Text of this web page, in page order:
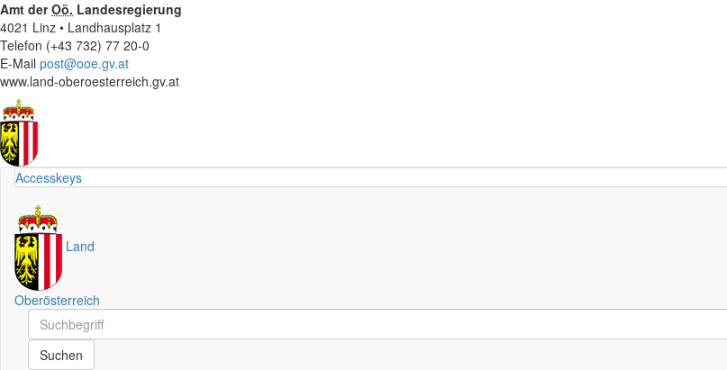
Amt derOö. Landesregierung
4021 Linz • Landhausplatz 1
Telefon (+43 732) 77 20-0
E-Mail post@ooe.gv.at
www.land-oberoesterreich.gv.at
Accesskeys
Land
Oberösterreich
Schnellsuche
Schnellsuche
Suchen